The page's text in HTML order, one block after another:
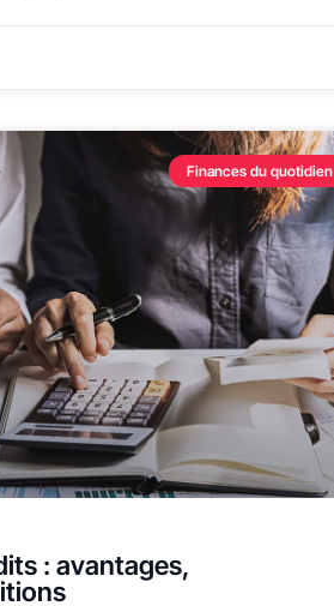
Finances du quotidien
: avantages,